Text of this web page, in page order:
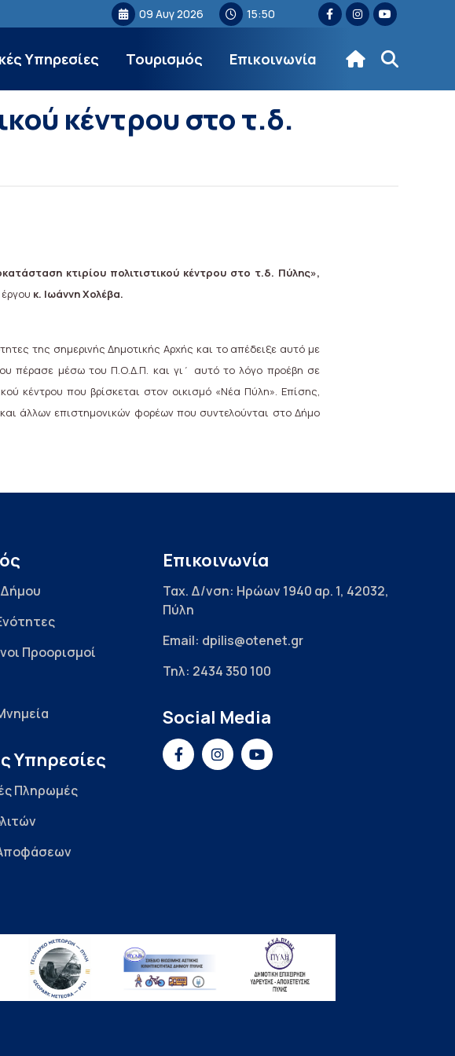
09 Αυγ 2026 15:50
Υπηρεσίες Τουρισμός Επικοινωνία
κέντρου στο τ.δ.
κτιρίου πολιτιστικού κέντρου στο τ.δ. Πύλης»,
κ. Ιωάννη Χολέβα.
της σημερινής Δημοτικής Αρχής και το απέδειξε αυτό με
πέρασε μέσω του Π.Ο.Δ.Π. και γι΄ αυτό το λόγο προέβη σε
κέντρου που βρίσκεται στον οικισμό «Νέα Πύλη». Επίσης,
άλλων επιστημονικών φορέων που συντελούνται στο Δήμο
Προορισμοί
Υπηρεσίες
Πληρωμές
Επικοινωνία
Ταχ. Δ/νση: Ηρώων 1940 αρ. 1, 42032,
Πύλη
Email: dpilis@otenet.gr
Τηλ: 2434 350 100
Social Media